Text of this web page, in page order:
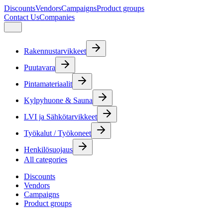
DiscountsVendorsCampaignsProduct groups
Contact UsCompanies
Rakennustarvikkeet
Puutavara
Pintamateriaalit
Kylpyhuone & Sauna
LVI ja Sähkötarvikkeet
Työkalut / Työkoneet
Henkilösuojaus
All categories
Discounts
Vendors
Campaigns
Product groups